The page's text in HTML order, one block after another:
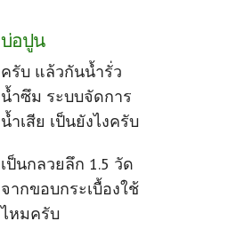
บ่อปูน
ครับ แล้วกันน้ำรั่ว
น้ำซึม ระบบจัดการ
น้ำเสีย เป็นยังไงครับ
เป็นกลวยลึก 1.5 วัด
จากขอบกระเบื้องใช้
ไหมครับ